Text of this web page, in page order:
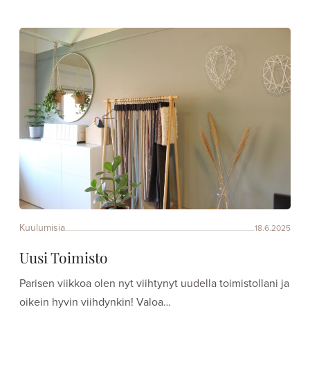
Kuulumisia 18.6.2025
Uusi Toimisto
Parisen viikkoa olen nyt viihtynyt uudella toimistollani ja
oikein hyvin viihdynkin! Valoa…